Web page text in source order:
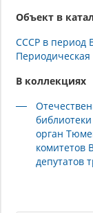
Объект в
СССР в период
Периодическая
В коллекциях
библиотеки
орган
комитетов
депутатов